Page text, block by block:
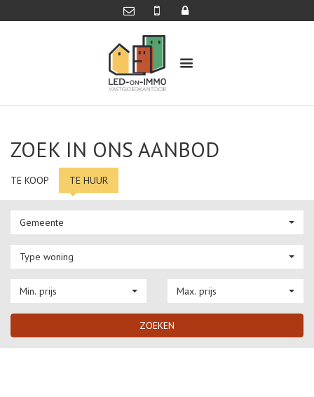
ZOEK IN ONS AANBOD
Gemeente
Type woning
Min. prijs Max. prijs
ZOEKEN
TE KOOP TE HUUR